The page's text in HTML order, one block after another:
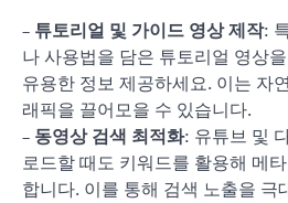
– 튜토리얼 및 가이드 영상 제작:
나 사용법을 담은 튜토리얼 영상
유용한 정보 제공하세요. 이는 자
래픽을 끌어모을 수 있습니다.
– 동영상 검색 최적화: 유튜브 및
로드할 때도 키워드를 활용해 메
합니다. 이를 통해 검색 노출을 극